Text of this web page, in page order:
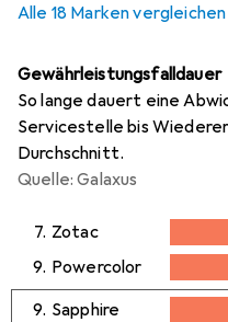
Alle 18 Marken vergleichen
Gewährleistungsfalldauer
So lange dauert eine
Servicestelle bis
Durchschnitt.
Quelle: Galaxus
7. Zotac
10
9. Powercolor
11Tage
9. Sapphire